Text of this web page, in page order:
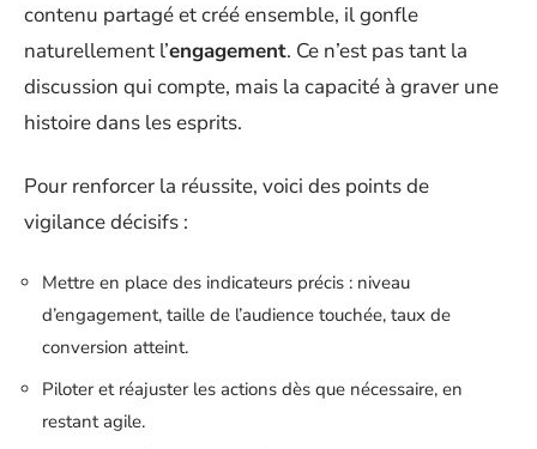
contenu partagé et créé ensemble, il gonfle
naturellement l’engagement. Ce n’est pas tant la
discussion qui compte, mais la capacité à graver une
histoire dans les esprits.
Pour renforcer la réussite, voici des points de
vigilance décisifs :
Mettre en place des indicateurs précis : niveau
d’engagement, taille de l’audience touchée, taux de
conversion atteint.
Piloter et réajuster les actions dès que nécessaire, en
restant agile.